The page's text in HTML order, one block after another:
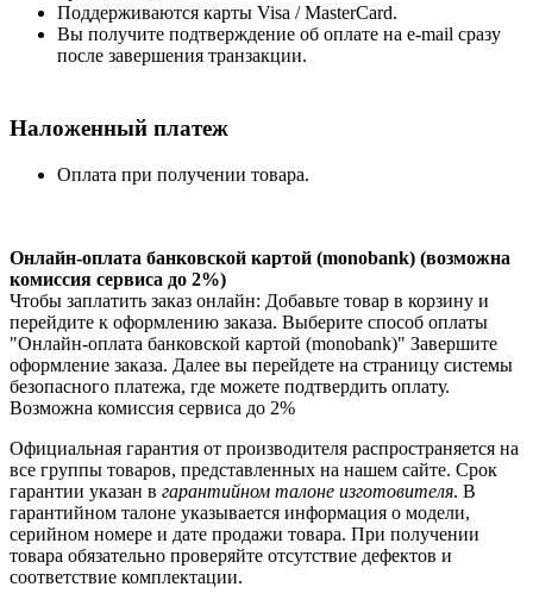
Поддерживаются карты Visa / MasterCard.
Вы получите подтверждение об оплате на e-mail сразу
после завершения транзакции.
Наложенный платеж
Оплата при получении товара.
Онлайн-оплата банковской картой (monobank) (возможна
комиссия сервиса до 2%)
Чтобы заплатить заказ онлайн: Добавьте товар в корзину и
перейдите к оформлению заказа. Выберите способ оплаты
"Онлайн-оплата банковской картой (monobank)" Завершите
оформление заказа. Далее вы перейдете на страницу системы
безопасного платежа, где можете подтвердить оплату.
Возможна комиссия сервиса до 2%
Официальная гарантия от производителя распространяется на
все группы товаров, представленных на нашем сайте. Срок
гарантии указан в гарантийном талоне изготовителя. В
гарантийном талоне указывается информация о модели,
серийном номере и дате продажи товара. При получении
товара обязательно проверяйте отсутствие дефектов и
соответствие комплектации.